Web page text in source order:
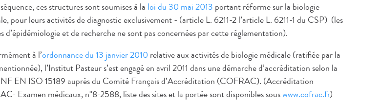
ces structures sont soumises à la loi du 30 mai 2013 portant réforme sur la biologie
pour leurs activités de diagnostic exclusivement - (article L. 6211-2 l’article L. 6211-1 du CSP) (les
d’épidémiologie et de recherche ne sont pas concernées par cette réglementation).
à l’ordonnance du 13 janvier 2010 relative aux activités de biologie médicale (ratifiée par la
l’Institut Pasteur s’est engagé en avril 2011 dans une démarche d’accréditation selon la
EN ISO 15189 auprès du Comité Français d’Accréditation (COFRAC). (Accréditation
Examen médicaux, n°8-2588, liste des sites et la portée sont disponibles souswww.cofrac.fr)